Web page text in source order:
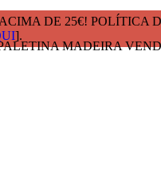
DE 25€! POLÍTICA
].
MADEIRA